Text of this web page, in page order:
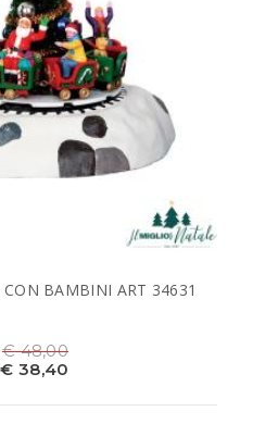
CON BAMBINI ART 34631
€ 48,00
€ 38,40